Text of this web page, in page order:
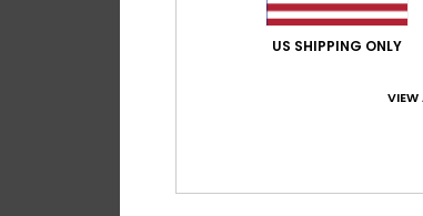
US SHIPPING ONLY
VIEW